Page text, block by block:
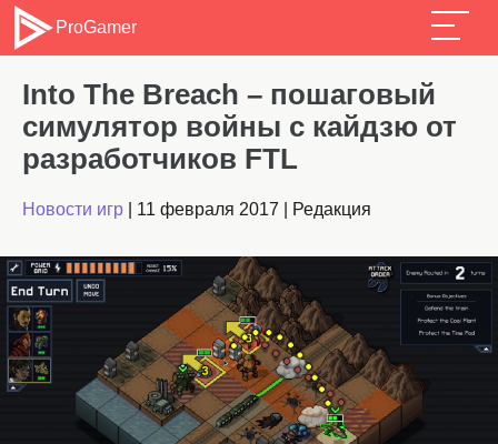
ProGamer
Into The Breach – пошаговый
симулятор войны с кайдзю от
разработчиков FTL
Новости игр 11 февраля 2017 Редакция